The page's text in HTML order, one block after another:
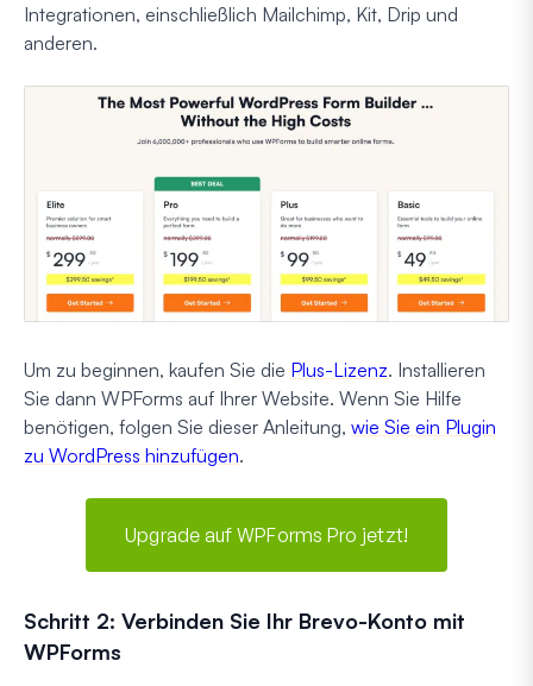
Integrationen, einschließlich Mailchimp, Kit, Drip und
anderen.
Um zu beginnen, kaufen Sie die Plus-Lizenz. Installieren
Sie dann WPForms auf Ihrer Website. Wenn Sie Hilfe
benötigen, folgen Sie dieser Anleitung, wie Sie ein Plugin
zu WordPress hinzufügen.
Upgrade auf WPForms Pro jetzt!
Schritt 2: Verbinden Sie Ihr Brevo-Konto mit
WPForms